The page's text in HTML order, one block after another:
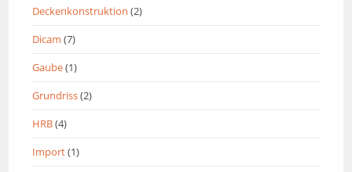
Deckenkonstruktion (2)
Dicam (7)
Gaube(1)
Grundriss(2)
HRB(4)
Import(1)